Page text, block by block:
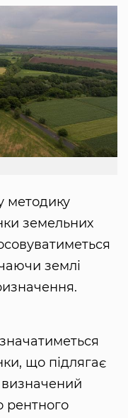
методику
земельних
землі
що підлягає
визначений
рентного